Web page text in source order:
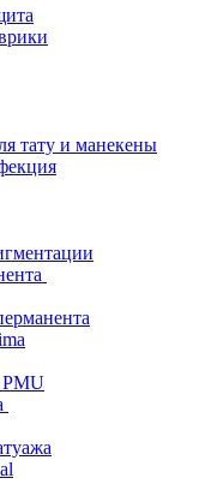
тату и манекены